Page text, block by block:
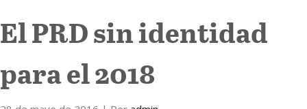
Colaboradores
El PRD sin identidad
para el 2018